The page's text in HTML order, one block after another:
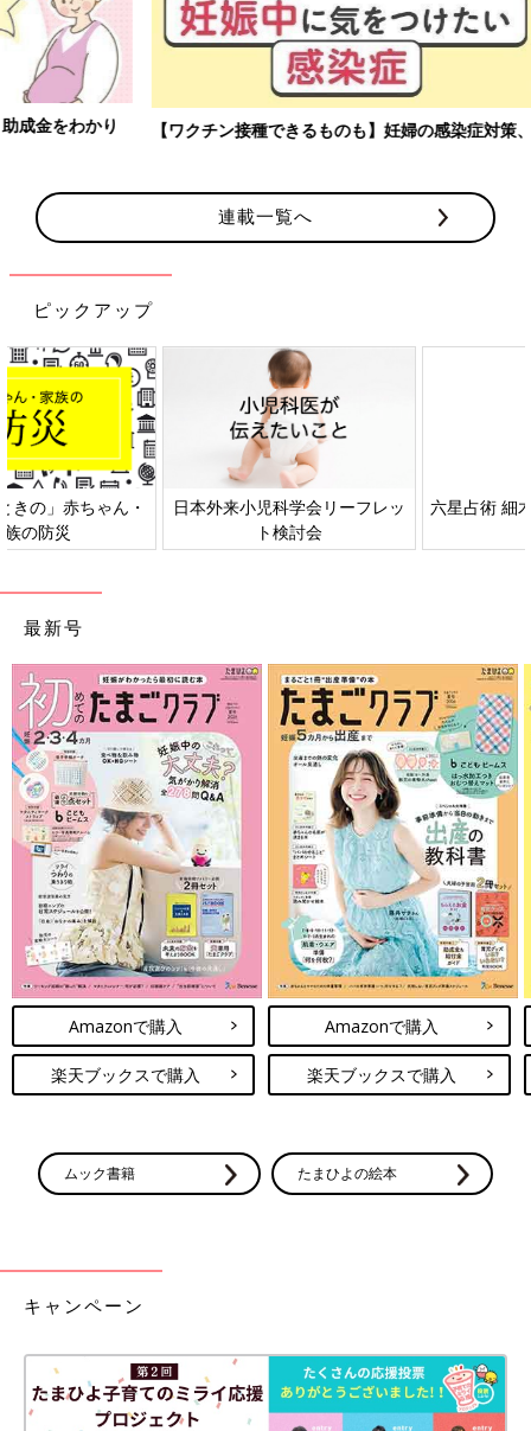
【ワクチン接種できるものも】妊婦の感染症対策、知っておいて！
連載一覧へ
ピックアップ
日本外来小児科学会リーフレッ
六星占術 細木かおりさんの人生
最新号
Amazonで購入
楽天ブックスで購入
Amazonで購入
楽天ブックスで購入
ムック書籍 たまひよの絵本
キャンペーン